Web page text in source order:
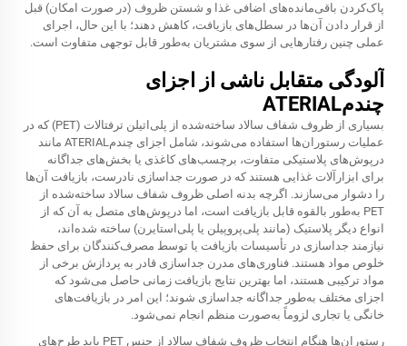
پاک‌کردن باقی‌مانده‌های اضافی غذا و شستن ظروف (در صورت امکان) قبل
از قرار دادن آن‌ها در سطل‌های بازیافت، کاهش دهند؛ با این حال، اجرای
عملی چنین رفتارهایی از سوی مشتریان به‌طور قابل توجهی متفاوت است.
آلودگی متقابل ناشی از اجزای
چندمATERIAL
بسیاری از ظروف شفاف سالاد ساخته‌شده از پلی‌اتیلن ترفتالات (PET) که در
عملیات رستوران‌ها استفاده می‌شوند، شامل اجزای چندمATERIAL مانند
درپوش‌های پلاستیکی متفاوت، برچسب‌های کاغذی یا بخش‌های جداگانه
برای ابزارآلات غذایی هستند که در صورت جداسازی نادرست، بازیافت آن‌ها
را دشوار می‌سازند. اگرچه بدنه اصلی ظروف شفاف سالاد ساخته‌شده از
PET به‌طور بالقوه قابل بازیافت است، اما درپوش‌های متصل به آن که از
انواع دیگر پلاستیک (مانند پلی‌پروپیلن یا پلی‌استایرن) ساخته شده‌اند،
نیازمند جداسازی در تأسیسات بازیافت یا توسط مصرف‌کنندگان برای حفظ
خلوص مواد هستند. فناوری‌های مدرن جداسازی قادر به پردازش برخی از
مواد ترکیبی هستند، اما بهترین نتایج بازیافت زمانی حاصل می‌شود که
اجزای مختلف به‌طور جداگانه جداسازی شوند؛ این امر در بازیافت‌های
خانگی یا تجاری لزوماً به‌صورت منظم انجام نمی‌شود.
رستوران‌ها هنگام انتخاب ظروف شفاف سالاد از جنس PET باید طرح‌های